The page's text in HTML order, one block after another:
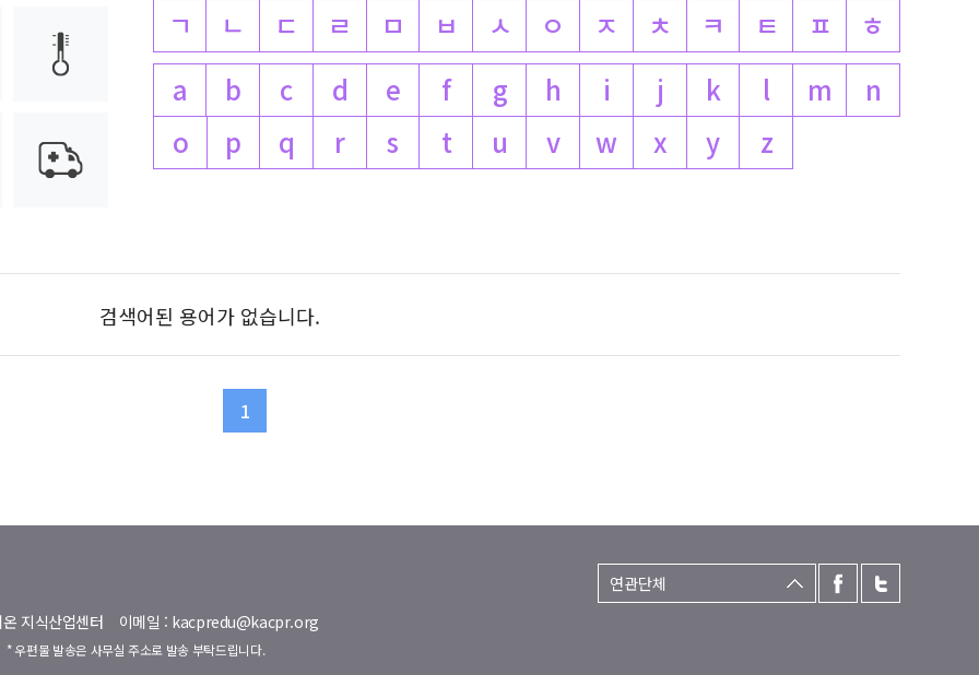
ㄱ ㄴ ㄷ ㄹ ㅁ ㅂ ㅅ ㅇ ㅈ ㅊ ㅋ ㅌ ㅍ
ㅎ
a
b c d e f g h i j k l m
n
o
p q r s t u v w x y z
검색어된 용어가 없습니다.
1
지식산업센터 이메일 : kacpredu@kacpr.org
* 우편물 발송은 사무실 주소로 발송 부탁드립니다.